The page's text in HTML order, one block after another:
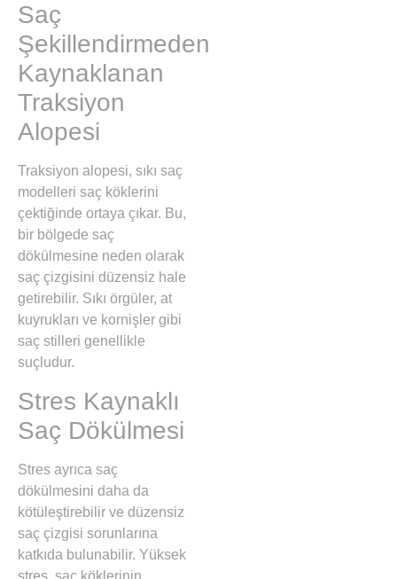
Saç
Şekillendirmeden
Kaynaklanan
Traksiyon
Alopesi
Traksiyon alopesi, sıkı saç
modelleri saç köklerini
çektiğinde ortaya çıkar. Bu,
bir bölgede saç
dökülmesine neden olarak
saç çizgisini düzensiz hale
getirebilir. Sıkı örgüler, at
kuyrukları ve kornişler gibi
saç stilleri genellikle
suçludur.
Stres Kaynaklı
Saç Dökülmesi
Stres ayrıca saç
dökülmesini daha da
kötüleştirebilir ve düzensiz
saç çizgisi sorunlarına
katkıda bulunabilir. Yüksek
stres, saç köklerinin